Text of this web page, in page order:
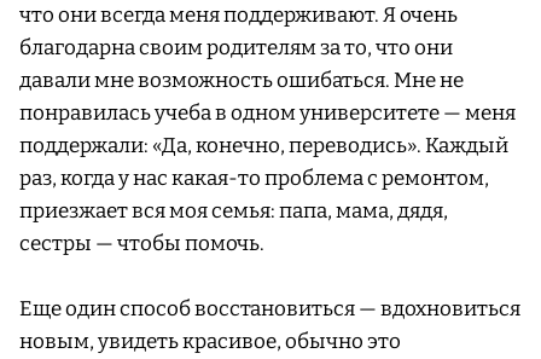
что они всегда меня поддерживают. Я очень
благодарна своим родителям за то, что они
давали мне возможность ошибаться. Мне не
понравилась учеба в одном университете — меня
поддержали: «Да, конечно, переводись». Каждый
раз, когда у нас какая-то проблема с ремонтом,
приезжает вся моя семья: папа, мама, дядя,
сестры — чтобы помочь.
Еще один способ восстановиться — вдохновиться
новым, увидеть красивое, обычно это